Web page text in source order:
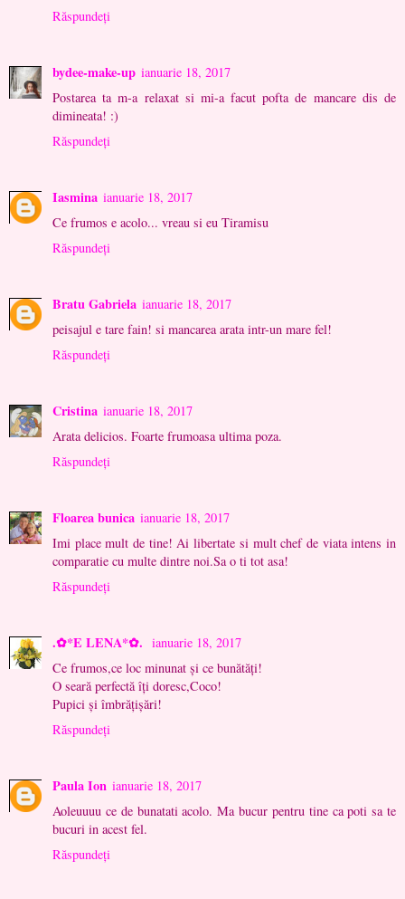
Răspundeți
bydee-make-up ianuarie 18, 2017
Postarea ta m-a relaxat si mi-a facut pofta de mancare dis de
dimineata! :)
Răspundeți
Iasmina ianuarie 18, 2017
Ce frumos e acolo... vreau si eu Tiramisu
Răspundeți
Bratu Gabriela ianuarie 18, 2017
peisajul e tare fain! si mancarea arata intr-un mare fel!
Răspundeți
Cristina ianuarie 18, 2017
Arata delicios. Foarte frumoasa ultima poza.
Răspundeți
Floarea bunica ianuarie 18, 2017
Imi place mult de tine! Ai libertate si mult chef de viata intens in
comparatie cu multe dintre noi.Sa o ti tot asa!
Răspundeți
.✿*E LENA*✿. ianuarie 18, 2017
Ce frumos,ce loc minunat și ce bunătăți!
O seară perfectă îți doresc,Coco!
Pupici și îmbrățișări!
Răspundeți
Paula Ion ianuarie 18, 2017
Aoleuuuu ce de bunatati acolo. Ma bucur pentru tine ca poti sa te
bucuri in acest fel.
Răspundeți